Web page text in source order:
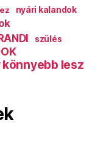
nyári kalandok
szülés
könnyebb lesz